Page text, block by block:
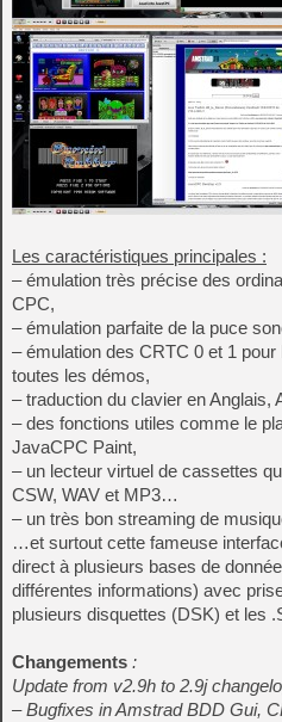
Les caractéristiques principales :
– émulation très précise des
CPC,
– émulation parfaite de la puce
– émulation des CRTC 0 et 1
toutes les démos,
– traduction du clavier en Anglais,
– des fonctions utiles comme le
JavaCPC Paint,
– un lecteur virtuel de cassettes
CSW, WAV et MP3…
– un très bon streaming de
…et surtout cette fameuse
direct à plusieurs bases de
différentes informations) avec
plusieurs disquettes (DSK) et les
Changements :
Update from v2.9h to 2.9j
– Bugfixes in Amstrad BDD Gui,